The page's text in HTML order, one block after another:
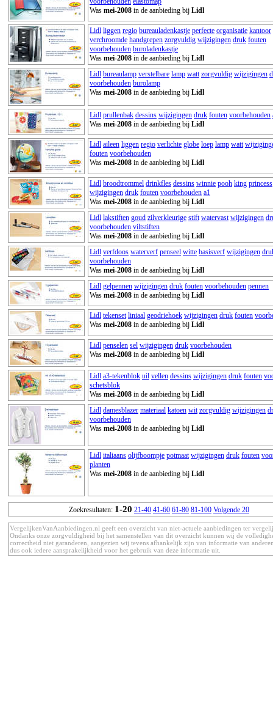
Was mei-2008 in de aanbieding bij Lidl
Lidl liggen regio bureauladenkastje perfecte organisatie kantoor
verchroomde handgrepen zorgvuldig wijzigingen druk fouten
voorbehouden buroladenkastje
Was mei-2008 in de aanbieding bij Lidl
Lidl bureaulamp verstelbare lamp watt zorgvuldig wijzigingen
voorbehouden burolamp
Was mei-2008 in de aanbieding bij Lidl
Lidl prullenbak dessins wijzigingen druk fouten voorbehouden
Was mei-2008 in de aanbieding bij Lidl
Lidl aileen liggen regio verlichte globe loep lamp watt
fouten voorbehouden
Was mei-2008 in de aanbieding bij Lidl
Lidl broodtrommel drinkfles dessins winnie pooh king princess
wijzigingen druk fouten voorbehouden a1
Was mei-2008 in de aanbieding bij Lidl
Lidl lakstiften goud zilverkleurige stift watervast wijzigingen
voorbehouden viltstiften
Was mei-2008 in de aanbieding bij Lidl
Lidl verfdoos waterverf penseel witte basisverf wijzigingen
voorbehouden
Was mei-2008 in de aanbieding bij Lidl
Lidl gelpennen wijzigingen druk fouten voorbehouden pennen
Was mei-2008 in de aanbieding bij Lidl
Lidl tekenset liniaal geodriehoek wijzigingen druk fouten
Was mei-2008 in de aanbieding bij Lidl
Lidl penselen sel wijzigingen druk voorbehouden
Was mei-2008 in de aanbieding bij Lidl
Lidl a3-tekenblok uil vellen dessins wijzigingen druk fouten
schetsblok
Was mei-2008 in de aanbieding bij Lidl
Lidl damesblazer materiaal katoen wit zorgvuldig wijzigingen
voorbehouden
Was mei-2008 in de aanbieding bij Lidl
Lidl italiaans olijfboompje potmaat wijzigingen druk fouten
planten
Was mei-2008 in de aanbieding bij Lidl
Zoekresultaten: 1-20 21-40 41-60 61-80 81-100 Volgende 20
VergelijkenVanAanbiedingen.nl geeft een overzicht van niet-actuele aanbiedingen ter
Ondanks onze zorgvuldigheid bij het samenstellen van dit overzicht kunnen wij de
correctheid niet garanderen, aangezien wij tevens afhankelijk zijn van informatie van
dus ook iedere aansprakelijkheid voor het gebruik van deze informatie uit.